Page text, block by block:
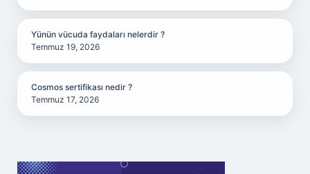
Yünün vücuda faydaları nelerdir ?
Temmuz 19, 2026
Cosmos sertifikası nedir ?
Temmuz 17, 2026